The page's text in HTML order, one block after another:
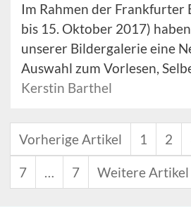
Im Rahmen der Frankfurter
bis 15. Oktober 2017)
unserer Bildergalerie eine
Auswahl zum Vorlesen,
Kerstin Barthel
Vorherige Artikel 1 2
7 … 7 Weitere Artikel